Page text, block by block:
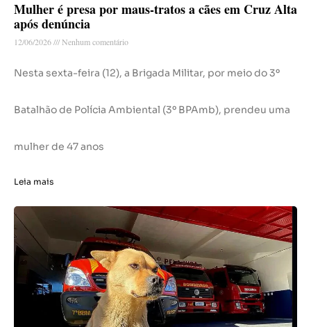
Mulher é presa por maus-tratos a cães em Cruz Alta
após denúncia
12/06/2026 Nenhum comentário
Nesta sexta-feira (12), a Brigada Militar, por meio do 3º
Batalhão de Polícia Ambiental (3º BPAmb), prendeu uma
mulher de 47 anos
Leia mais